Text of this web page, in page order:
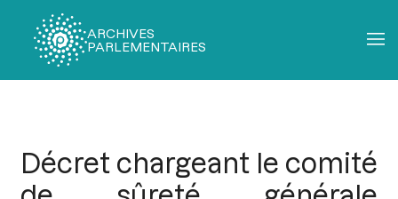
ARCHIVES
PARLEMENTAIRES
Décret chargeant le comité